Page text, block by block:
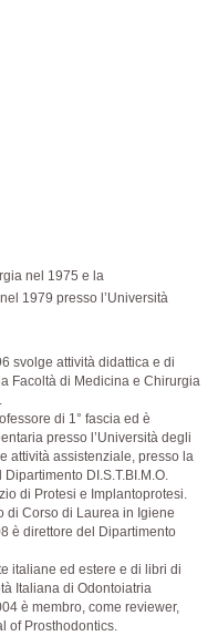
nel 1975 e la
1979 presso l’Università
svolge attività didattica e di
Facoltà di Medicina e Chirurgia
di 1° fascia ed è
presso l’Università degli
attività assistenziale, presso la
DI.S.T.BI.M.O.
di Protesi e Implantoprotesi.
di Corso di Laurea in Igiene
è direttore del Dipartimento
italiane ed estere e di libri di
Italiana di Odontoiatria
è membro, come reviewer,
of Prosthodontics.